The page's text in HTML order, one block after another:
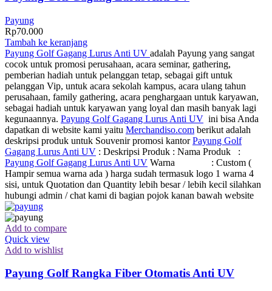
Payung
Rp70.000
Tambah ke keranjang
Payung Golf Gagang Lurus Anti UV adalah Payung yang sangat
cocok untuk promosi perusahaan, acara seminar, gathering,
pemberian hadiah untuk pelanggan tetap, sebagai gift untuk
pelanggan Vip, untuk acara sekolah kampus, acara ulang tahun
perusahaan, family gathering, acara penghargaan untuk karyawan,
sebagai hadiah untuk karyawan yang loyal dan masih banyak lagi
kegunaannya. Payung Golf Gagang Lurus Anti UV ini bisa Anda
dapatkan di website kami yaitu Merchandiso.com berikut adalah
deskripsi produk untuk Souvenir promosi kantorPayung Golf
Gagang Lurus Anti UV : Deskripsi Produk : Nama Produk :
Payung Golf Gagang Lurus Anti UV Warna : Custom (
Hampir semua warna ada ) harga sudah termasuk logo 1 warna 4
sisi, untuk Quotation dan Quantity lebih besar / lebih kecil silahkan
hubungi admin / chat kami di bagian pojok kanan bawah website
Add to compare
Quick view
Add to wishlist
Payung Golf Rangka Fiber Otomatis Anti UV